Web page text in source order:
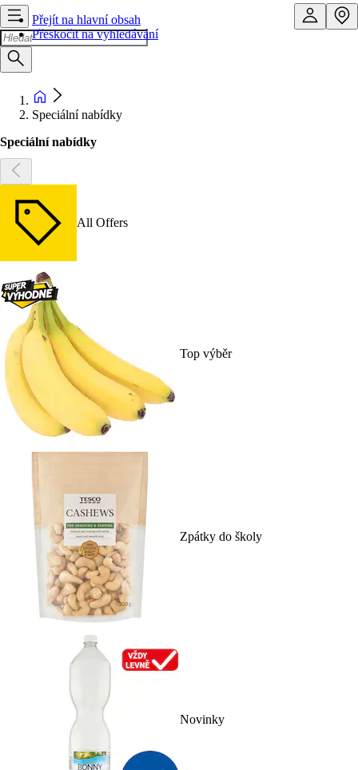
Přejít na hlavní obsah
Přeskočit na vyhledávání
Speciální nabídky
Speciální nabídky
All Offers
Top výběr
Zpátky do školy
Novinky